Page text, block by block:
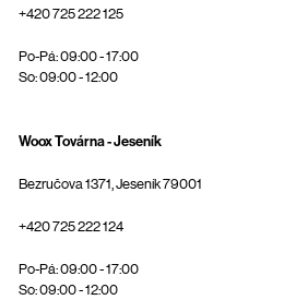
+420 725 222 125
Po-Pá: 09:00 - 17:00
So: 09:00 - 12:00
Woox Továrna - Jeseník
Bezručova 1371, Jeseník 79001
+420 725 222 124
Po-Pá: 09:00 - 17:00
So: 09:00 - 12:00